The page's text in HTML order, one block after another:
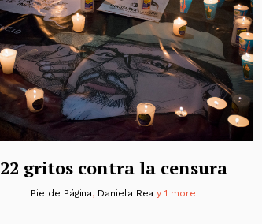
22 gritos contra la censura
Pie de Página, Daniela Rea y 1 more